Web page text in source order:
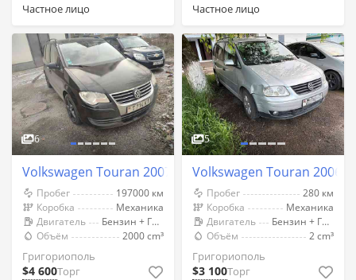
Частное лицо Частное лицо
6
Volkswagen Touran 2007 год Григориополь
Пробег
197000 км
Коробка
Механика
Двигатель
Бензин + Газ (Метан)
Объём
2000 cm³
Григориополь
$4 600Торг
5
Volkswagen Touran 2006
Пробег
280 км
Коробка
Механика
Двигатель
Бензин + Газ (Метан)
Объём
2 cm³
Григориополь
$3 100Торг